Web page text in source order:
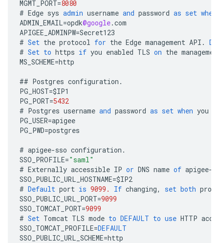
MGMT_PORT=8080
# Edge sys admin username and password as set when
ADMIN_EMAIL=opdk@google.com
APIGEE_ADMINPW=Secret123
# Set the protocol for the Edge management API .
# Set to https if you enabled TLS on the
MS_SCHEME=http
## Postgres configuration .
PG_HOST=$IP1
PG_PORT=5432
# Postgres username and password as set when you
PG_USER=apigee
PG_PWD=postgres
# apigee-sso configuration .
SSO_PROFILE="saml"
# Externally accessible IP or DNS name of apigee-
SSO_PUBLIC_URL_HOSTNAME=$IP2
# Default port is 9099. If changing, set both
SSO_PUBLIC_URL_PORT=9099
SSO_TOMCAT_PORT=9099
# Set Tomcat TLS mode to DEFAULT to use HTTP
SSO_TOMCAT_PROFILE=DEFAULT
SSO_PUBLIC_URL_SCHEME=http